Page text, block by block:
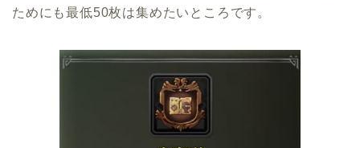
ためにも最低50枚は集めたいところです。